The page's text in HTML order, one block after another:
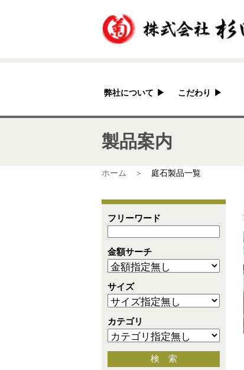
弊社について ▶
杉田石材店とは？
会社概要
こだわり ▶
加工へのこだわり
製品案内
ホーム ＞ 庭石製品一覧
フリーワード
金額サーチ
サイズ
カテゴリ
検 索